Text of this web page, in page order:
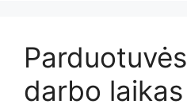
darbo laikas